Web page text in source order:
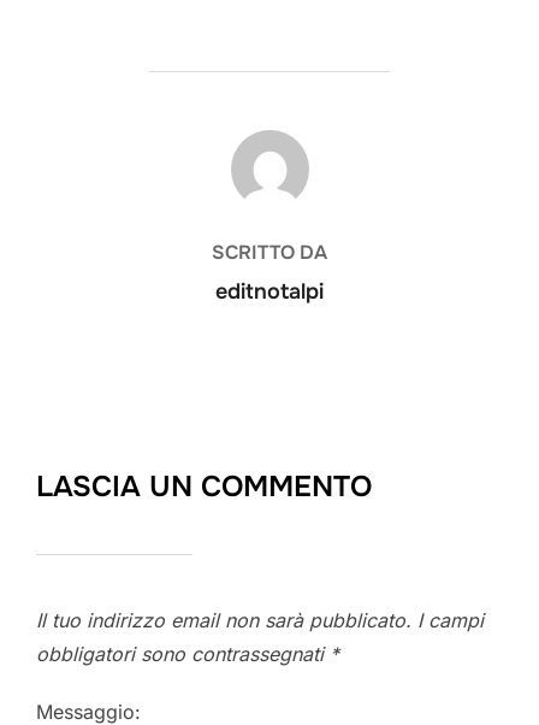
AUTORE DELL'ARTICOLO
SCRITTO DA
editnotalpi
LASCIA UN COMMENTO
Il tuo indirizzo email non sarà pubblicato. I campi
obbligatori sono contrassegnati *
Messaggio: